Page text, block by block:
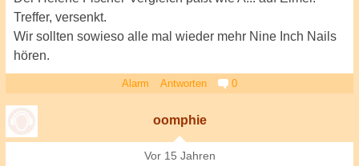
Treffer, versenkt.
Wir sollten sowieso alle mal wieder mehr Nine Inch Nails
hören.
Alarm Antworten 0
oomphie
Vor 15 Jahren